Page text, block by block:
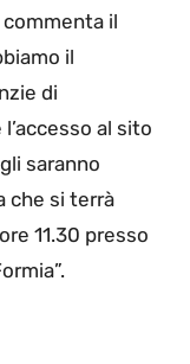
il
il
di
al sito
saranno
che si terrà
11.30 presso